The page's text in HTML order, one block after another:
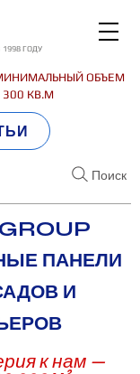
ГОДУ
ОБЪЕМ
300 КВ.М
Поиск
ПАНЕЛИ
И
к нам —